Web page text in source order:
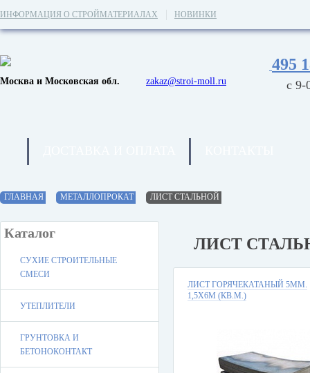
ИНФОРМАЦИЯ О СТРОЙМАТЕРИАЛАХ НОВИНКИ
Москва и Московская обл. zakaz@stroi-moll.ru
495
с 9-
ГЛАВНАЯ МЕТАЛЛОПРОКАТ ЛИСТ СТАЛЬНОЙ
Каталог
СУХИЕ СТРОИТЕЛЬНЫЕ
СМЕСИ
УТЕПЛИТЕЛИ
ГРУНТОВКА И
БЕТОНОКОНТАКТ
ЛИСТ
ЛИСТ ГОРЯЧЕКАТАНЫЙ 5ММ.
1,5Х6М (КВ.М.)